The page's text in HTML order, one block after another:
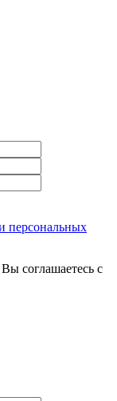
персональных
соглашаетесь с